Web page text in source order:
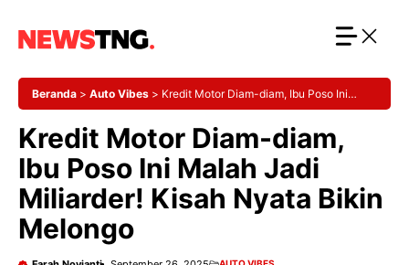
Beranda > Auto Vibes > Kredit Motor Diam-diam, Ibu Poso Ini
Kredit Motor Diam-diam,
Ibu Poso Ini Malah Jadi
Miliarder! Kisah Nyata Bikin
Melongo